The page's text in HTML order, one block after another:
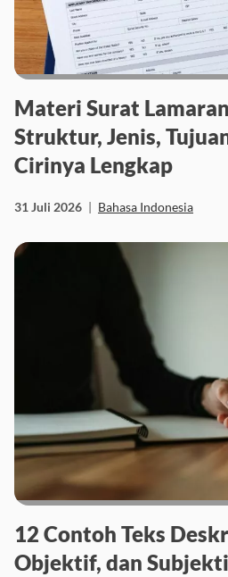
Materi Surat
Struktur, Jenis,
Cirinya Lengkap
31 Juli 2026 | Bahasa Indonesia
12 Contoh Teks
Objektif, dan